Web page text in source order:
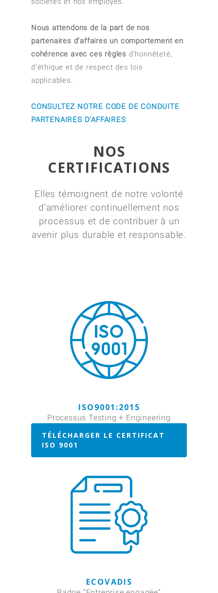
Nous attendons de la part de nos
partenaires d’affaires un comportement en
cohérence avec ces règles d’honnêteté,
d’éthique et de respect des lois
applicables.
CONSULTEZ NOTRE CODE DE CONDUITE
PARTENAIRES D’AFFAIRES
NOS
CERTIFICATIONS
Elles témoignent de notre volonté
d’améliorer continuellement nos
processus et de contribuer à un
avenir plus durable et responsable.
ISO9001:2015
Processus Testing + Engineering
TÉLÉCHARGER LE CERTIFICAT
ISO 9001
ECOVADIS